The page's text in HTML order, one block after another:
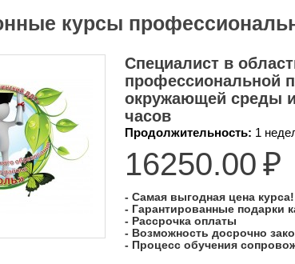
курсы
Специалист в
профессиональной
окружающей среды и
часов
Продолжительность: 1
16250.00 ₽
- Самая выгодная цена курса!
- Гарантированные подарки
- Рассрочка оплаты
- Возможность досрочно
- Процесс обучения